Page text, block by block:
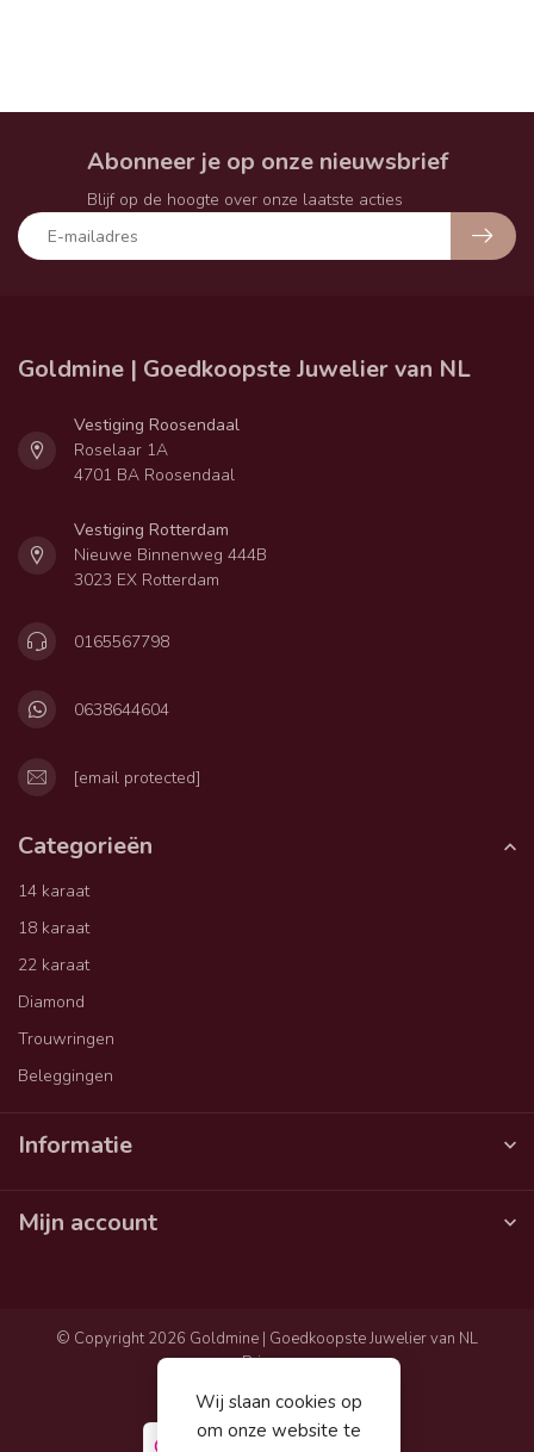
Abonneer je op onze nieuwsbrief
Blijf op de hoogte over onze laatste acties
Goldmine | Goedkoopste Juwelier van NL
Vestiging Roosendaal
Roselaar 1A
4701 BA Roosendaal
Vestiging Rotterdam
Nieuwe Binnenweg 444B
3023 EX Rotterdam
0165567798
0638644604
[email protected]
Categorieën
14 karaat
18 karaat
22 karaat
Diamond
Trouwringen
Beleggingen
Informatie
Mijn account
© Copyright 2026 Goldmine | Goedkoopste Juwelier van NL
Privacy
Sitemap
Wij slaan cookies op
om onze website te